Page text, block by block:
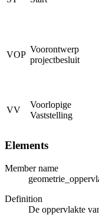
VOP
Voorontwerp
projectbesluit
VV
Voorlopige
Vaststelling
Elements
Member name
Definition
De oppervlakte